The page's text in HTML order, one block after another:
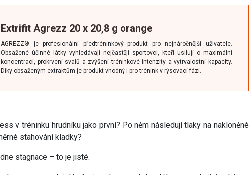
Extrifit Agrezz 20 x 20,8 g orange
AGREZZ® je profesionální předtréninkový produkt pro nejnáročnější uživatele.
Obsažené účinné látky vyhledávají nejčastěji sportovci, kteří usilují o maximální
koncentraci, prokrvení svalů a zvýšení tréninkové intenzity a vytrvalostní kapacity.
Díky obsaženým extraktům je produkt vhodný i pro trénink v rýsovací fázi.
v tréninku hrudníku jako první? Po něm následují tlaky na nakloněné
stahování kladky?
stagnace – to je jisté.